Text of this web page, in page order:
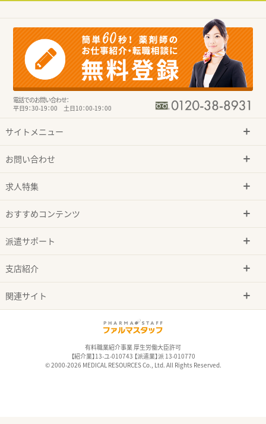
電話でのお問い合わせ：
平日9：30-19：00 土日10：00-19：00
サイトメニュー
お問い合わせ
求人特集
おすすめコンテンツ
派遣サポート
支店紹介
関連サイト
有料職業紹介事業 厚生労働大臣許可
【紹介業】13-ユ-010743 【派遣業】派 13-010770
© 2000-2026 MEDICAL RESOURCES Co., Ltd. All Rights Reserved.